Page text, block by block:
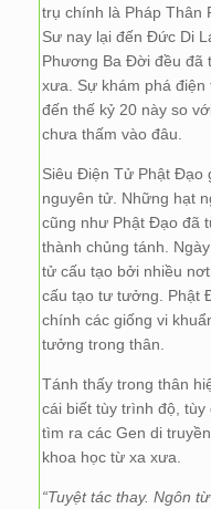
trụ chính là Pháp Thân
Sư nay lại đến Đức Di
Phương Ba Đời đều đã
xưa. Sự khám phá
đến thế kỷ 20 này so
chưa thấm vào đâu.
Siêu Điện Tử Phật Đạo
nguyên tử. Những hạt
cũng như Phật Đạo đã
thành chủng tánh.
tử cấu tạo bởi nhiều
cấu tạo tư tưởng. Phật
chính các giống vi
tưởng trong thân.
Tánh thấy trong thân
cái biết tùy trình độ,
tìm ra các Gen di
khoa học từ xa xưa.
“Tuyệt tác thay. Ngôn